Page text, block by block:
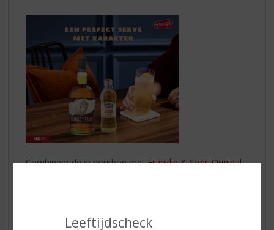
Leeftijdscheck
Combineer deze bourbon metFranklin & Sons Original
karakter van Buffalo Trace. Samen vormen ze een